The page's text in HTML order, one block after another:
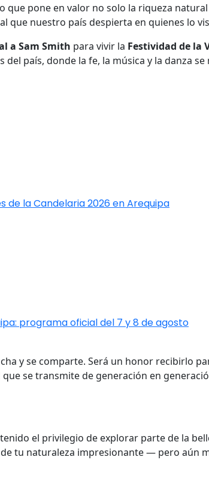
que pone en valor no solo la riqueza
que nuestro país despierta en quienes lo
a Sam Smith para vivir la Festividad de la
país, donde la fe, la música y la danza
de la Candelaria 2026 en Arequipa
programa oficial del 7 y 8 de agosto
y se comparte. Será un honor recibirlo
se transmite de generación en
el privilegio de explorar parte de la
tu naturaleza impresionante — pero aún